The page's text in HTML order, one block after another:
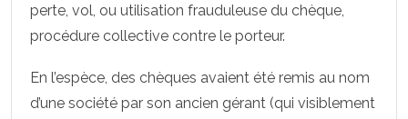
perte, vol, ou utilisation frauduleuse du chèque,
procédure collective contre le porteur.
En l’espèce, des chèques avaient été remis au nom
d’une société par son ancien gérant (qui visiblement